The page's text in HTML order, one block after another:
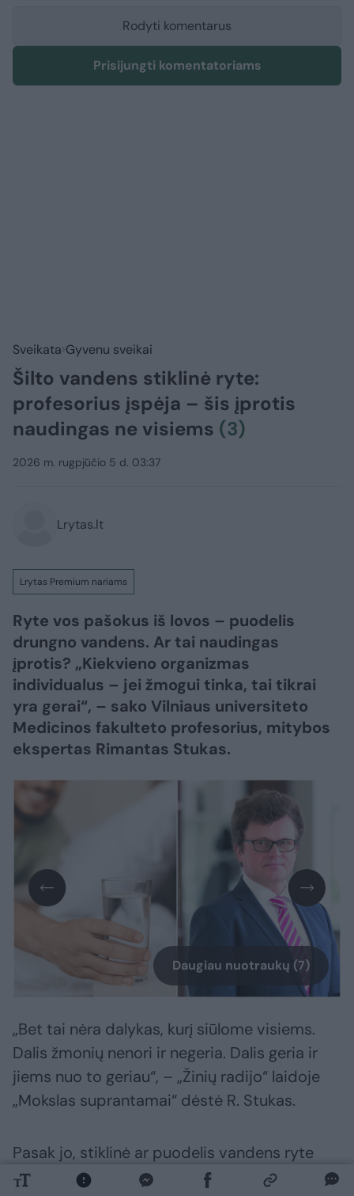
Rodyti komentarus
Prisijungti komentatoriams
Sveikata Gyvenu sveikai
Šilto vandens stiklinė ryte:
profesorius įspėja – šis įprotis
naudingas ne visiems (3)
2026 m. rugpjūčio 5 d. 03:37
Lrytas.lt
Lrytas Premium nariams
Ryte vos pašokus iš lovos – puodelis
drungno vandens. Ar tai naudingas
įprotis? „Kiekvieno organizmas
individualus – jei žmogui tinka, tai tikrai
yra gerai“, – sako Vilniaus universiteto
Medicinos fakulteto profesorius, mitybos
ekspertas Rimantas Stukas.
Daugiau nuotraukų (7)
„Bet tai nėra dalykas, kurį siūlome visiems.
Dalis žmonių nenori ir negeria. Dalis geria ir
jiems nuo to geriau“, – „Žinių radijo“ laidoje
„Mokslas suprantamai“ dėstė R. Stukas.
Pasak jo, stiklinė ar puodelis vandens ryte
gali suaktyvinti skrandžio sulčių išsiskyrimą,